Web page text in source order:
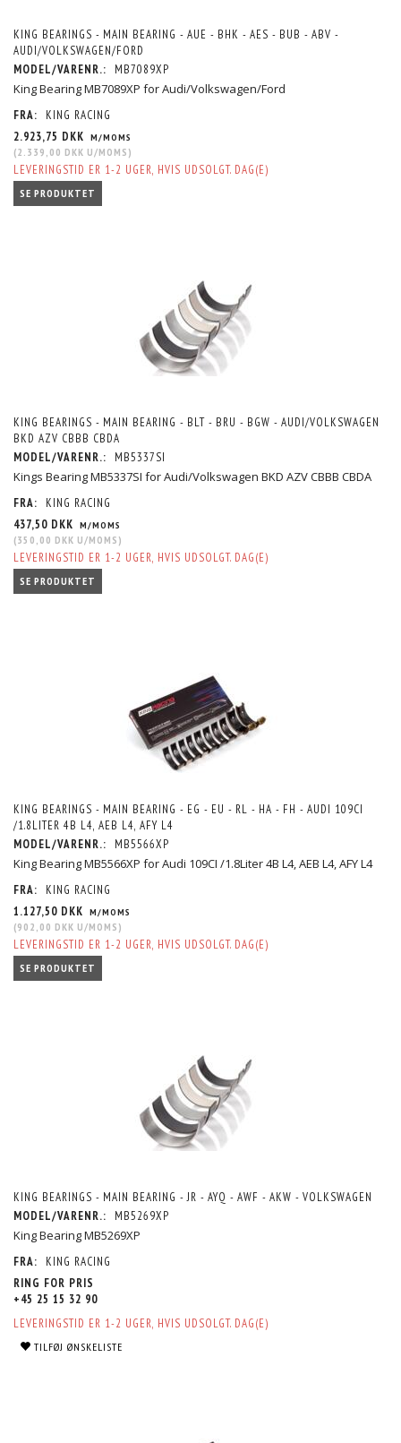
KING BEARINGS - MAIN BEARING - AUE - BHK - AES - BUB - ABV -
AUDI/VOLKSWAGEN/FORD
MODEL/VARENR.:
MB7089XP
King Bearing MB7089XP for Audi/Volkswagen/Ford
FRA:
KING RACING
2.923,75 DKK M/MOMS
(2.339,00 DKK U/MOMS )
LEVERINGSTID ER 1-2 UGER, HVIS UDSOLGT. DAG(E)
SE PRODUKTET
KING BEARINGS - MAIN BEARING - BLT - BRU - BGW - AUDI/VOLKSWAGEN
BKD AZV CBBB CBDA
MODEL/VARENR.:
MB5337SI
Kings Bearing MB5337SI for Audi/Volkswagen BKD AZV CBBB CBDA
FRA:
KING RACING
437,50 DKK M/MOMS
(350,00 DKK U/MOMS )
LEVERINGSTID ER 1-2 UGER, HVIS UDSOLGT. DAG(E)
SE PRODUKTET
KING BEARINGS - MAIN BEARING - EG - EU - RL - HA - FH - AUDI 109CI
/1.8LITER 4B L4, AEB L4, AFY L4
MODEL/VARENR.:
MB5566XP
King Bearing MB5566XP for Audi 109CI /1.8Liter 4B L4, AEB L4, AFY L4
FRA:
KING RACING
1.127,50 DKK M/MOMS
(902,00 DKK U/MOMS )
LEVERINGSTID ER 1-2 UGER, HVIS UDSOLGT. DAG(E)
SE PRODUKTET
KING BEARINGS - MAIN BEARING - JR - AYQ - AWF - AKW - VOLKSWAGEN
MODEL/VARENR.:
MB5269XP
King Bearing MB5269XP
FRA:
KING RACING
RING FOR PRIS
+45 25 15 32 90
LEVERINGSTID ER 1-2 UGER, HVIS UDSOLGT. DAG(E)
TILFØJ ØNSKELISTE